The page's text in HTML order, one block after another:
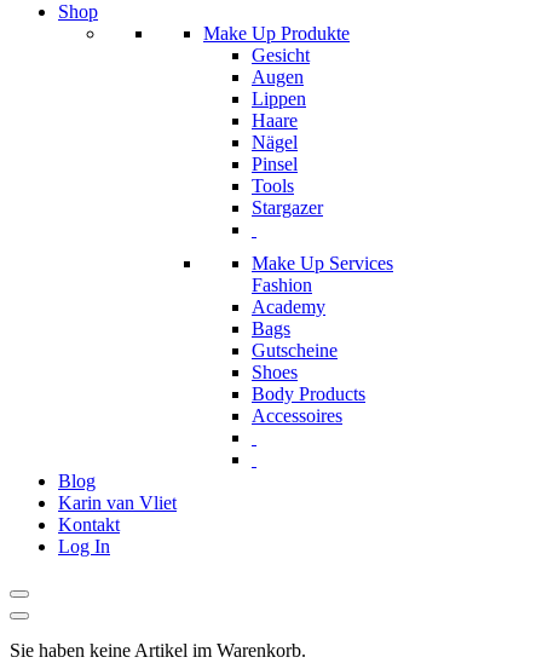
Shop
Make Up Produkte
Gesicht
Augen
Lippen
Haare
Nägel
Pinsel
Tools
Stargazer
Make Up Services
Fashion
Academy
Bags
Gutscheine
Shoes
Body Products
Accessoires
Blog
Karin van Vliet
Kontakt
Log In
Sie haben keine Artikel im Warenkorb.